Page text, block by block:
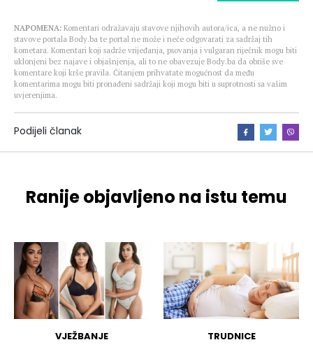
NAPOMENA: Komentari odražavaju stavove njihovih autora/ica, a ne nužno i
stavove portala Body.ba te portal ne može i neće odgovarati za sadržaj tih
kometara. Komentari koji sadrže vrijeđanja, psovanja i vulgaran riječnik mogu biti
uklonjeni bez najave i objašnjenja, ali to ne obavezuje Body.ba da obriše sve
komentare koji krše pravila. Čitanjem prihvatate mogućnost da među
komentarima mogu biti pronađeni sadržaji koji mogu biti u suprotnosti sa vašim
uvjerenjima.
Podijeli članak
Ranije objavljeno na istu temu
VJEŽBANJE TRUDNICE